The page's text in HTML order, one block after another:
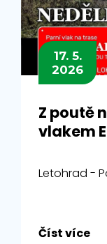
17. 5.
2026
Z poutě
vlakem
Letohrad -
Číst více